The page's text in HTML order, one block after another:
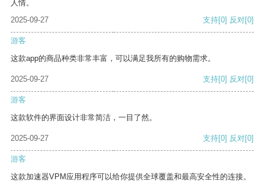
人情。
2025-09-27
支持[0] 反对[0]
游客
这款app的商品种类非常丰富，可以满足我所有的购物需求。
2025-09-27 支持[0] 反对[0]
游客
这款软件的界面设计非常简洁，一目了然。
2025-09-27 支持[0] 反对[0]
游客
这款加速器VPM应用程序可以给你提供全球覆盖和最高安全性的连接。